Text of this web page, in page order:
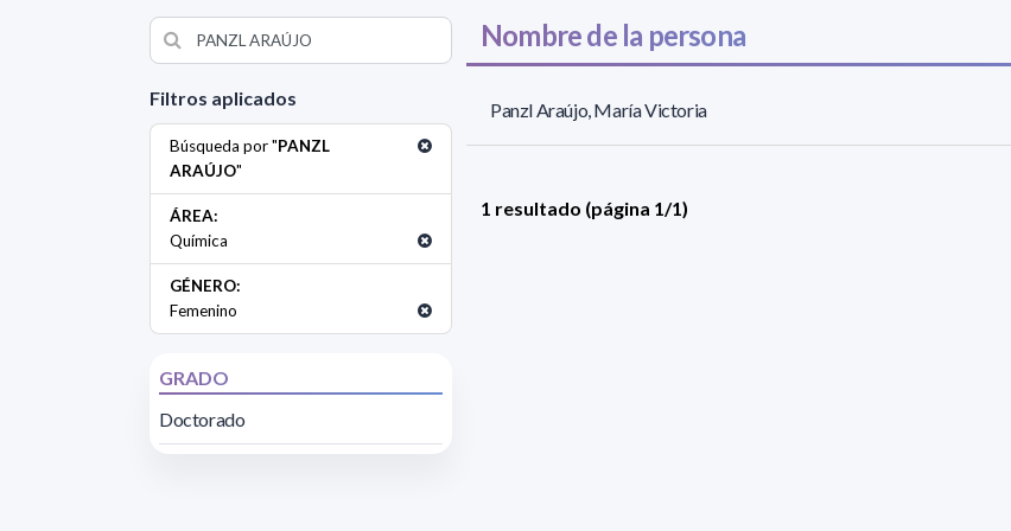
Filtros aplicados
Búsqueda por "PANZL
ARAÚJO"
ÁREA:
Química
GÉNERO:
Femenino
GRADO
Doctorado
Nombre de la persona
Panzl Araújo, María Victoria
1 resultado (página 1/1)